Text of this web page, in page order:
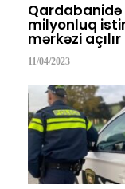
Qardabanidə
milyonluq
mərkəzi
11/04/2023